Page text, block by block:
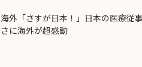
海外「さすが日本！」日本の医療従
さに海外が超感動